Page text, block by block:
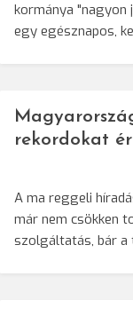
kormánya
egy egésznapos,
rekordokat
A ma reggeli
már nem csökken
szolgáltatás, bár